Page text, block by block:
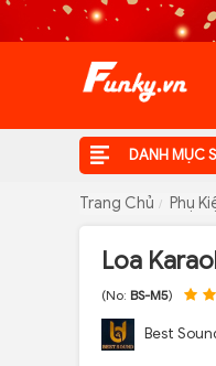
DANH MỤC
Trang Chủ Phụ
Loa
(No: BS-M5)
Best